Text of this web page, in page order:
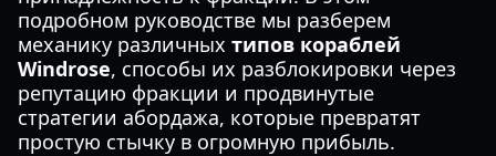
подробном руководстве мы разберем
механику различных типов кораблей
Windrose, способы их разблокировки через
репутацию фракции и продвинутые
стратегии абордажа, которые превратят
простую стычку в огромную прибыль.